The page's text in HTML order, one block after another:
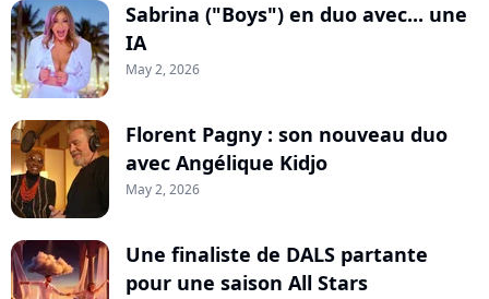
Sabrina ("Boys") en duo avec... une
IA
May 2, 2026
Florent Pagny : son nouveau duo
avec Angélique Kidjo
May 2, 2026
Une finaliste de DALS partante
pour une saison All Stars